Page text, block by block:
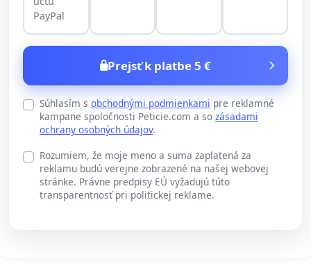
PayPal
Prejsť k platbe 5 €
Súhlasím s obchodnými podmienkami pre reklamné
kampane spoločnosti Peticie.com a so zásadami
ochrany osobných údajov.
Rozumiem, že moje meno a suma zaplatená za
reklamu budú verejne zobrazené na našej webovej
stránke. Právne predpisy EÚ vyžadujú túto
transparentnosť pri politickej reklame.